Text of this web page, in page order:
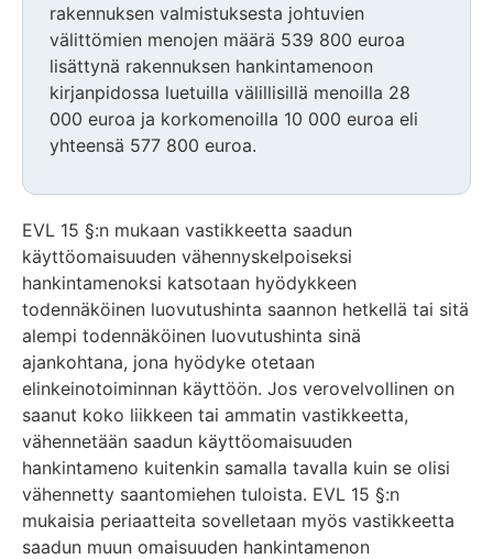
rakennuksen valmistuksesta johtuvien
välittömien menojen määrä 539 800 euroa
lisättynä rakennuksen hankintamenoon
kirjanpidossa luetuilla välillisillä menoilla 28
000 euroa ja korkomenoilla 10 000 euroa eli
yhteensä 577 800 euroa.
EVL 15 §:n mukaan vastikkeetta saadun
käyttöomaisuuden vähennyskelpoiseksi
hankintamenoksi katsotaan hyödykkeen
todennäköinen luovutushinta saannon hetkellä tai sitä
alempi todennäköinen luovutushinta sinä
ajankohtana, jona hyödyke otetaan
elinkeinotoiminnan käyttöön. Jos verovelvollinen on
saanut koko liikkeen tai ammatin vastikkeetta,
vähennetään saadun käyttöomaisuuden
hankintameno kuitenkin samalla tavalla kuin se olisi
vähennetty saantomiehen tuloista. EVL 15 §:n
mukaisia periaatteita sovelletaan myös vastikkeetta
saadun muun omaisuuden hankintamenon